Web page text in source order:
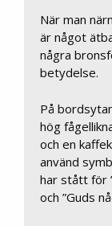
När man
är något
några
betydelse.
På
hög
och en
använd
har stått för
och ”Guds